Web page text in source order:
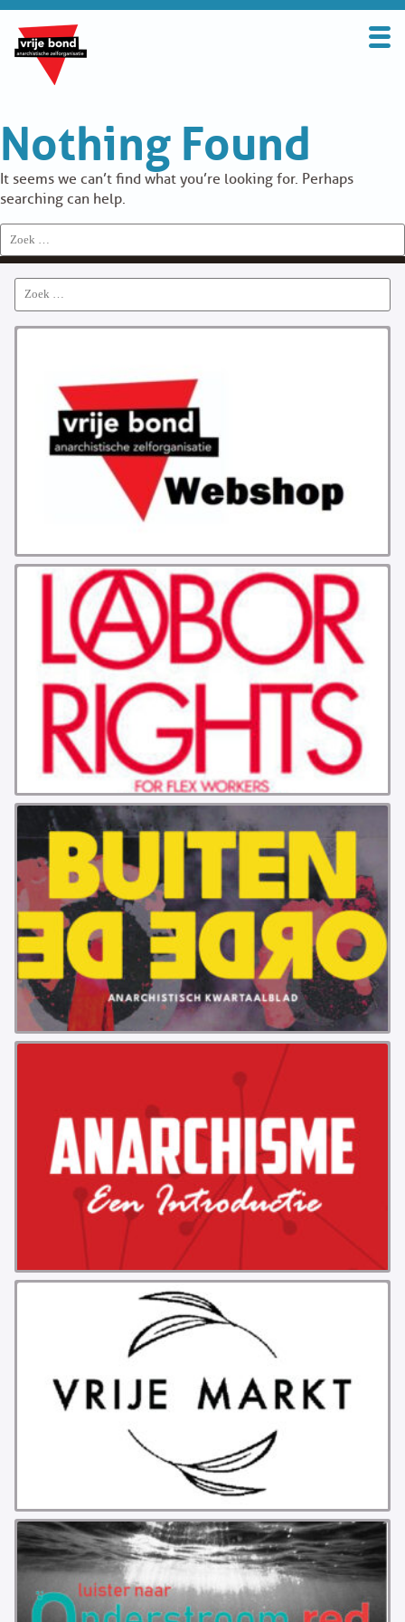
Search
for:
BOND
OVER DE VRIJE BOND
UITGANGSPUNTEN
WORD LID
CONTRIBUTIE
CONTACT
GROEPEN
ANARCHISTISCHE GROEP A’DAM
ANARCHISTISCH COLLECTIEF BRUGGE
VB AMSTERDAM
VRIJ COLLECTIEF KORTRIJK
LEUVENSE ANARCHISTISCHE GROEP
VB BELGIË
VB UTRECHT
VB FRIESLAND
VB WEST-FRIESLAND
ZWARTE MUGGEN
WERKGROEP ARBEID
WERKGROEP PROPAGANDA
ANARCHISME – EEN INTRODUCTIE
OTTO SLAVEFORCE
JUMBO DISTRIBUTIECENTRA EN OTTO WORKFORCE
PROBLEMY Z AGENCJA… PRACY TYMCZASOWEJ
OTTO
KUNST-ANARCHISTISCHE DAG BAJEENKOMST
BASTION BASTARDS
DE CRISIS VOORBIJ
FREE JOCK PALFREEMAN
BUITEN DE ORDE
Nothing Found
It seems we can’t find what you’re looking for. Perhaps
searching can help.
Search
for:
Search
for: